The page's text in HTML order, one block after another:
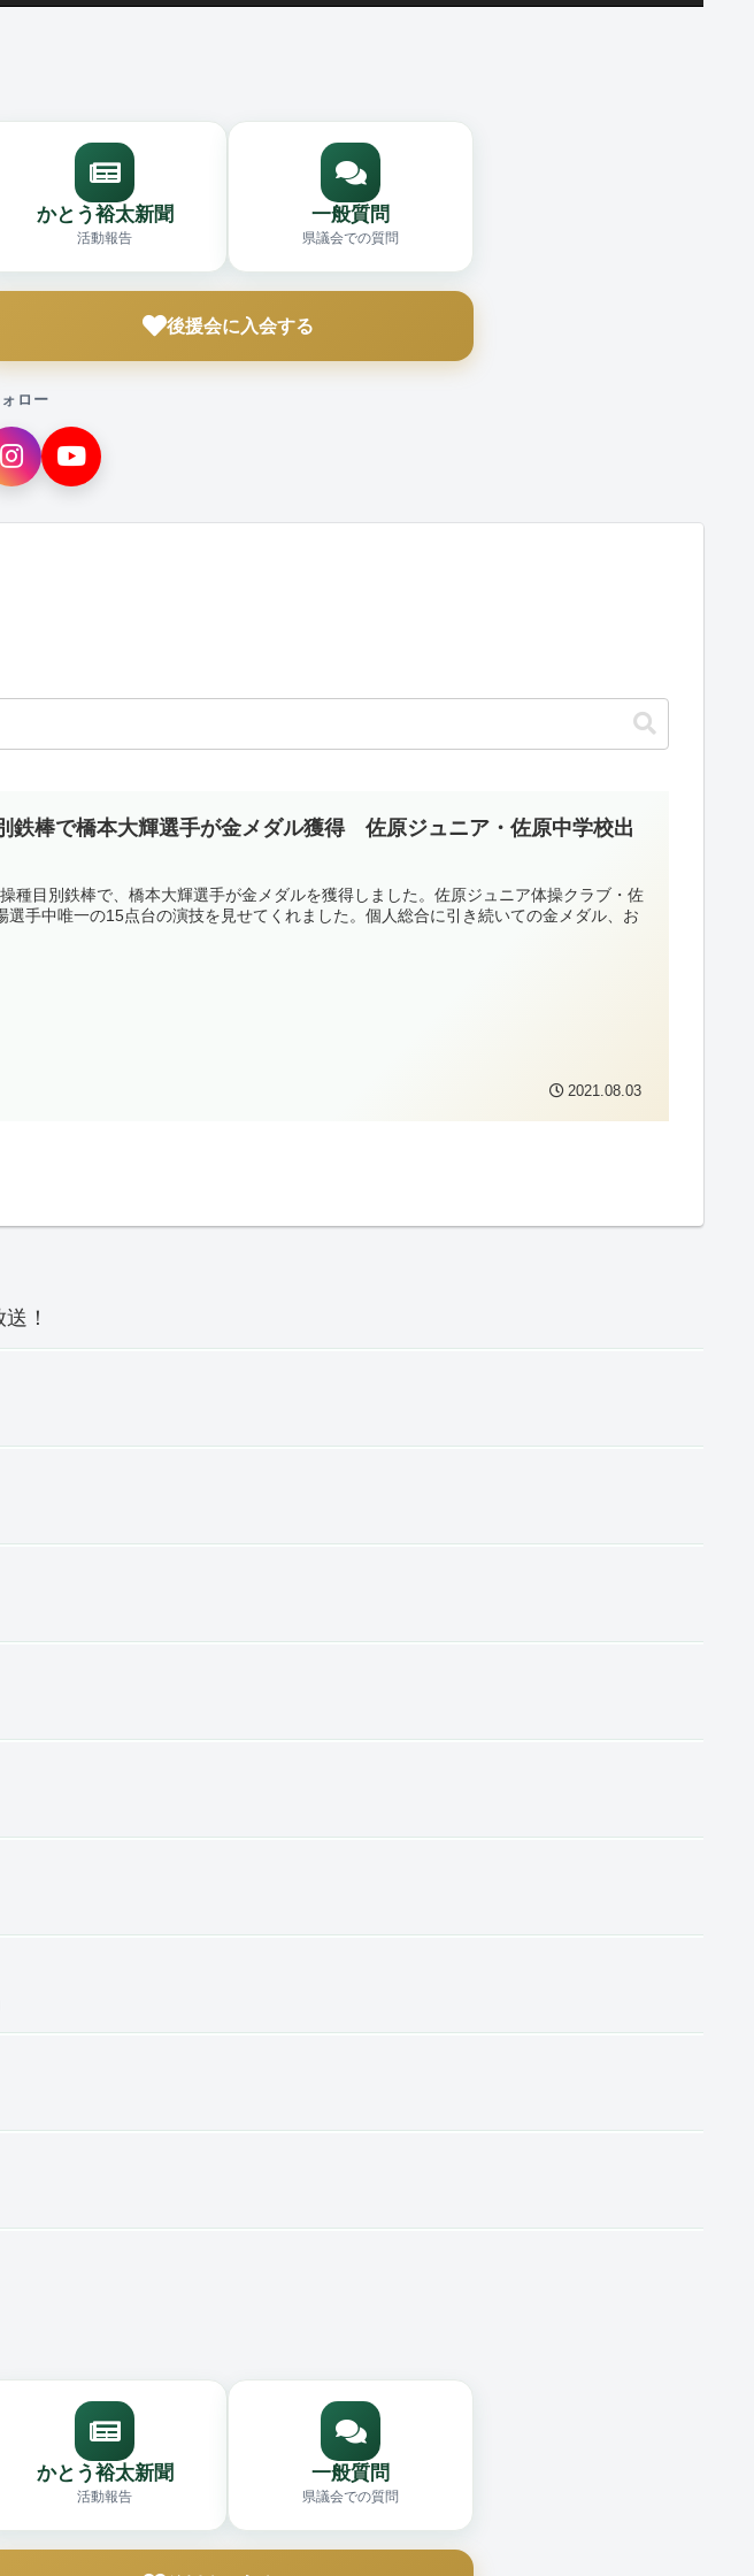
かとう裕太新聞
活動報告
一般質問
県議会での質問
後援会に入会する
ロー
鉄棒で橋本大輝選手が金メダル獲得 佐原ジュニア・佐原中学校出
種目別鉄棒で、橋本大輝選手が金メダルを獲得しました。佐原ジュニア体操クラブ・佐
選手中唯一の15点台の演技を見せてくれました。個人総合に引き続いての金メダル、お
2021.08.03
！
かとう裕太新聞
活動報告
一般質問
県議会での質問